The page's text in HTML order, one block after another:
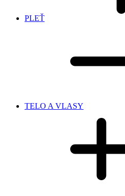
PLEŤ
TELO A VLASY